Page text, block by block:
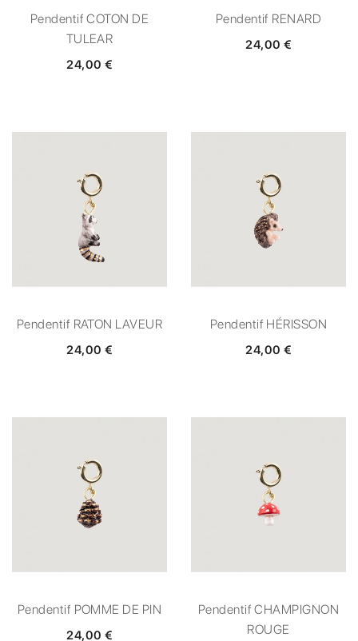
Pendentif COTON DE
TULEAR
24,00 €
Pendentif RENARD
24,00 €
Pendentif RATON LAVEUR
24,00 €
Pendentif HÉRISSON
24,00 €
Pendentif POMME DE PIN
24,00 €
Pendentif CHAMPIGNON
ROUGE